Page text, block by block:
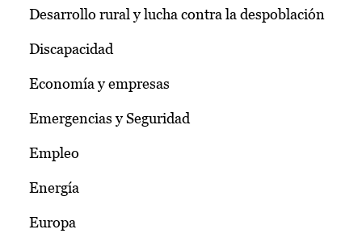
Desarrollo rural y lucha contra la despoblación
Discapacidad
Economía y empresas
Emergencias y Seguridad
Empleo
Energía
Europa